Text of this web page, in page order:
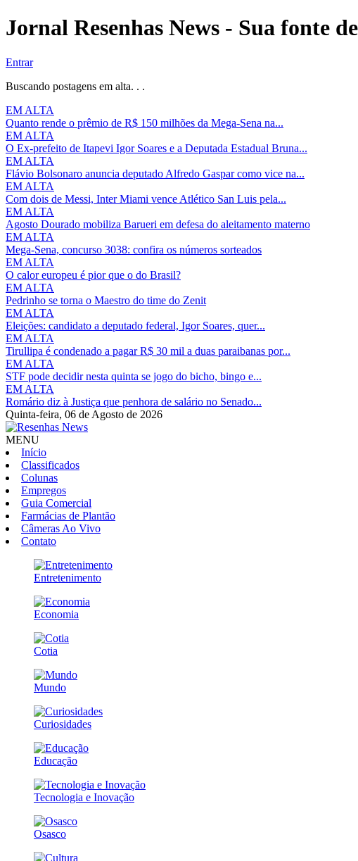
Jornal Resenhas News - Sua fonte
Entrar
Buscando postagens em alta. . .
EM ALTA
Quanto rende o prêmio de R$ 150 milhões da Mega-Sena na...
EM ALTA
O Ex-prefeito de Itapevi Igor Soares e a Deputada Estadual Bruna...
EM ALTA
Flávio Bolsonaro anuncia deputado Alfredo Gaspar como vice na...
EM ALTA
Com dois de Messi, Inter Miami vence Atlético San Luis pela...
EM ALTA
Agosto Dourado mobiliza Barueri em defesa do aleitamento materno
EM ALTA
Mega-Sena, concurso 3038: confira os números sorteados
EM ALTA
O calor europeu é pior que o do Brasil?
EM ALTA
Pedrinho se torna o Maestro do time do Zenit
EM ALTA
Eleições: candidato a deputado federal, Igor Soares, quer...
EM ALTA
Tirullipa é condenado a pagar R$ 30 mil a duas paraibanas por...
EM ALTA
STF pode decidir nesta quinta se jogo do bicho, bingo e...
EM ALTA
Romário diz à Justiça que penhora de salário no Senado...
Quinta-feira, 06 de Agosto de 2026
MENU
Início
Classificados
Colunas
Empregos
Guia Comercial
Farmácias de Plantão
Câmeras Ao Vivo
Contato
Entretenimento
Economia
Cotia
Mundo
Curiosidades
Educação
Tecnologia e Inovação
Osasco